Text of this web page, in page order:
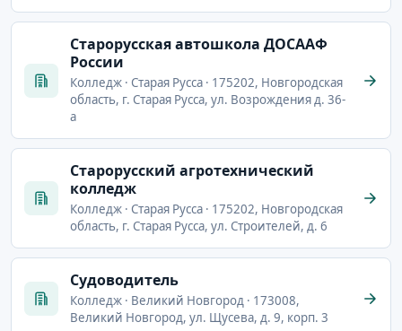
Старорусская автошкола ДОСААФ
России
Колледж · Старая Русса · 175202, Новгородская
область, г. Старая Русса, ул. Возрождения д. 36-
а
Старорусский агротехнический
колледж
Колледж · Старая Русса · 175202, Новгородская
область, г. Старая Русса, ул. Строителей, д. 6
Судоводитель
Колледж · Великий Новгород · 173008,
Великий Новгород, ул. Щусева, д. 9, корп. 3